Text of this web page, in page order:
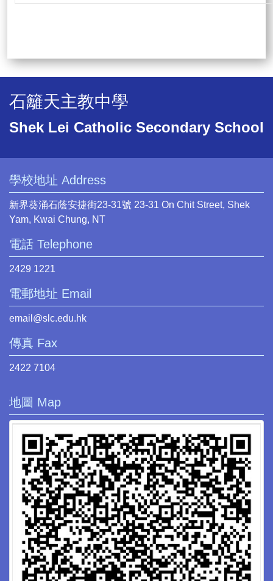
石籬天主教中學
Shek Lei Catholic Secondary School
學校地址 Address
新界葵涌石蔭安捷街23-31號 23-31 On Chit Street, Shek
Yam, Kwai Chung, NT
電話 Telephone
2429 1221
電郵地址 Email
email@slc.edu.hk
傳真 Fax
2422 7104
地圖 Map